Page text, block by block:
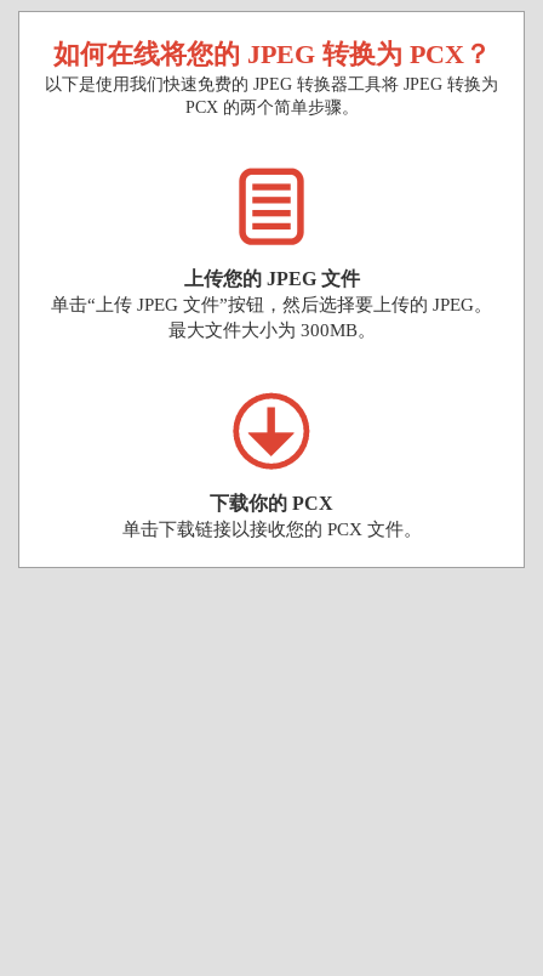
如何在线将您的 JPEG 转换为 PCX？
以下是使用我们快速免费的 JPEG 转换器工具将 JPEG 转换为
PCX 的两个简单步骤。
上传您的 JPEG 文件
单击“上传 JPEG 文件”按钮，然后选择要上传的 JPEG。
最大文件大小为 300MB。
下载你的 PCX
单击下载链接以接收您的 PCX 文件。